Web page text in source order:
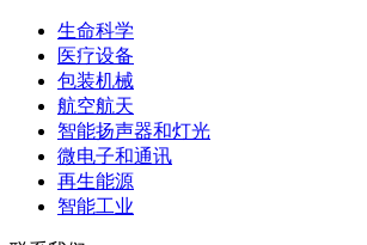
生命科学
医疗设备
包装机械
航空航天
智能扬声器和灯光
微电子和通讯
再生能源
智能工业